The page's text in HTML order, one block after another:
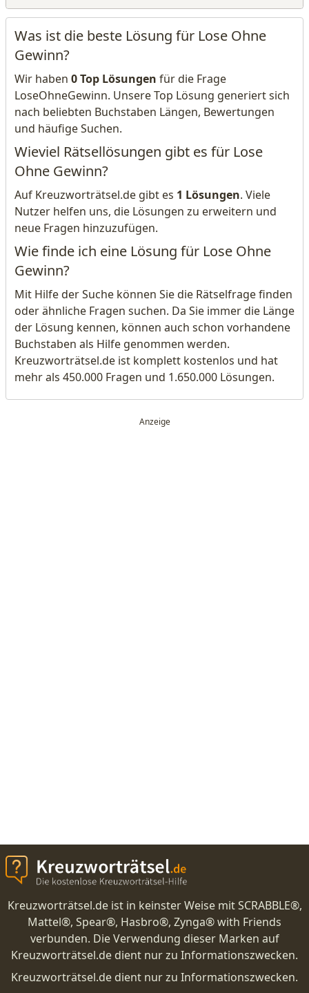
Was ist die beste Lösung für Lose Ohne
Gewinn?
Wir haben 0 Top Lösungen für die Frage
LoseOhneGewinn. Unsere Top Lösung generiert sich
nach beliebten Buchstaben Längen, Bewertungen
und häufige Suchen.
Wieviel Rätsellösungen gibt es für Lose
Ohne Gewinn?
Auf Kreuzworträtsel.de gibt es 1 Lösungen. Viele
Nutzer helfen uns, die Lösungen zu erweitern und
neue Fragen hinzuzufügen.
Wie finde ich eine Lösung für Lose Ohne
Gewinn?
Mit Hilfe der Suche können Sie die Rätselfrage finden
oder ähnliche Fragen suchen. Da Sie immer die Länge
der Lösung kennen, können auch schon vorhandene
Buchstaben als Hilfe genommen werden.
Kreuzworträtsel.de ist komplett kostenlos und hat
mehr als 450.000 Fragen und 1.650.000 Lösungen.
Kreuzworträtsel.de ist in keinster Weise mit SCRABBLE®,
Mattel®, Spear®, Hasbro®, Zynga® with Friends
verbunden. Die Verwendung dieser Marken auf
Kreuzworträtsel.de dient nur zu Informationszwecken.
Kreuzworträtsel.de dient nur zu Informationszwecken.